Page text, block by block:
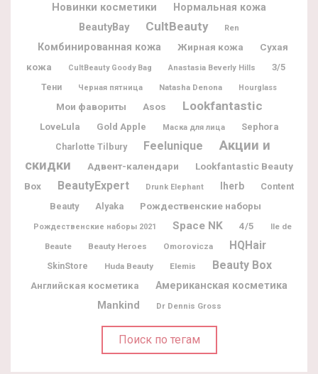
Новинки косметики Нормальная кожа
BeautyBay CultBeauty Ren
Комбинированная кожа Жирная кожа
Сухая
кожа
CultBeauty Goody Bag Anastasia Beverly Hills 3/5
Тени Черная пятница Natasha Denona Hourglass
Мои фавориты Asos Lookfantastic
LoveLula Gold Apple Маска для лица
Sephora
Charlotte Tilbury
Feelunique
Акции и
скидки
Адвент-календари
Lookfantastic Beauty
Box
BeautyExpert Drunk Elephant Iherb
Content
Beauty
Alyaka Рождественские наборы
Рождественские наборы 2021 Space NK 4/5
Ile de
Beaute
Beauty Heroes Omorovicza HQHair
SkinStore Huda Beauty Elemis Beauty Box
Английская косметика Американская косметика
Mankind Dr Dennis Gross
Поиск по тегам